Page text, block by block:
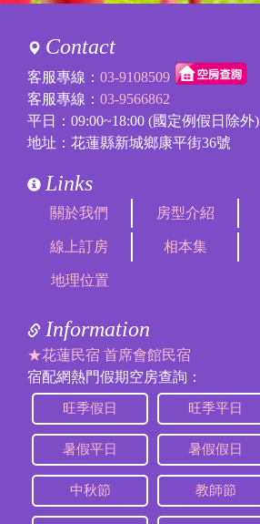
Contact
客服專線： 03-9108509
客服專線： 03-9566862
平日：09:00~18:00 (國定例假日除外)
地址：花蓮縣新城鄉康平街36號
Links
關於我們 房型介紹
線上訂房 相本集
地理位置
Information
★花蓮民宿 首席會館民宿
宿配網熱門假期空房查詢：
旺季假日 旺季平日
暑假平日 暑假假日
中秋節 教師節